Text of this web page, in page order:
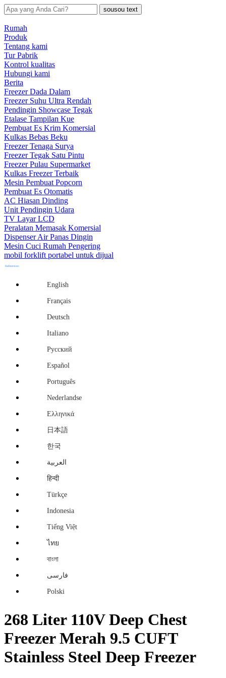
sousou text
Rumah
Produk
Tentang kami
Tur Pabrik
Kontrol kualitas
Hubungi kami
Berita
Freezer Dada Dalam
Freezer Suhu Ultra Rendah
Pendingin Showcase Tegak
Etalase Tampilan Kue
Pembuat Es Krim Komersial
Kulkas Bebas Beku
Freezer Tenaga Surya
Freezer Tegak Satu Pintu
Freezer Pulau Supermarket
Kulkas Freezer Terbaik
Mesin Pembuat Popcorn
Pembuat Es Otomatis
AC Hiasan Dinding
Unit Pendingin Udara
TV Layar LCD
Peralatan Memasak Komersial
Dispenser Air Panas Dingin
Mesin Cuci Rumah Pengering
mobil forklift portabel untuk dijual
Indonesian
English
Français
Deutsch
Italiano
Русский
Español
Português
Nederlandse
Ελληνικά
日本語
한국
العربية
हिन्दी
Türkçe
Indonesia
Tiếng Việt
ไทย
বাংলা
فارسی
Polski
268 Liter 110V Deep Chest
Freezer Merah 9.5 CUFT
Stainless Steel Deep Freezer